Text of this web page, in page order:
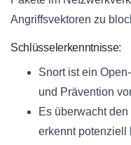
Angriffsvektoren zu
Schlüsselerkenntnisse:
Snort ist ein
und Prävention
Es überwacht
erkennt potenziell